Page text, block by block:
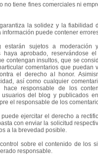
no tiene fines comerciales ni
la solidez y la fiabilidad
información puede contener
estarán sujetos a
haya aprobado, reservándose
contengan insultos, que se
comentarios que puedan
el derecho al honor.
así como cualquier
responsable de los
del blog y publicados
el responsable de los
ejercitar el derecho a
con enviar la solicitud
a la brevedad posible.
sobre el contenido de los
responsable.